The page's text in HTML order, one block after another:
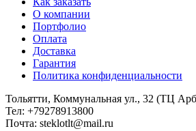
О компании
Портфолио
Оплата
Доставка
Гарантия
Политика конфиденциальности
Тольятти, Коммунальная ул., 32 (ТЦ
Тел: +79278913800
Почта: steklotlt@mail.ru